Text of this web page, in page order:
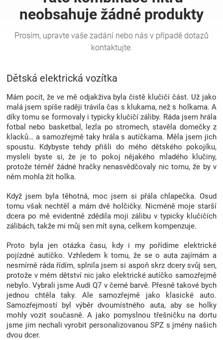
zábava
pro
děti
Těhotenské
oblečení
Novinky
Blog
Hračkářství
Přihlášení
Dětská elektrická vozítka
Mám pocit, že ve mě odjakživa byla čistě klučičí část. Už jako
malá jsem spíše raději trávila čas s klukama, než s holkama. A
díky tomu se formovaly i typicky klučičí záliby. Ráda jsem hrála
fotbal nebo basketbal, lezla po stromech, stavěla domečky z
klacků… a samozřejmě taky hrála s autíčkama. Měla jsem jich
spoustu. Kdybyste tehdy přišli do mého dětského pokojíku,
mysleli byste si, že je to pokoj nějakého mladého klučiny,
protože téměř žádné hračky nenasvědčovaly nic tomu, že by v
něm mohla žít holka.
Když jsem byla těhotná, moc jsem si přála chlapečka. Osud
tomu však nechtěl a mám dvě holčičky. Nicméně moje starší
dcera po mě evidentně zdědila moji zálibu v typicky klučičích
zálibách, takže mi můj sen mít syna, celkem kompenzuje.
Proto byla jen otázka času, kdy i my pořídíme elektrické
pojízdné autíčko. Vzhledem k tomu, že se o auta zajímám a
nesmírně ráda řídím, splnila jsem si aspoň skrz dcery svůj sen,
protože v mém dětství nic jako elektrické autíčko samozřejmě
nebylo. Vybrali jsme Audi Q7 v černé barvě. Přesně takové bych
jednou chtěla taky. Ale samozřejmě jako klasické auto.
Samozřejmostí byl výběr dvoumístného auta, aby se holky
mohly vozit současně. A jako pomyslnou třešničku na dortu
jsme jim nechali vyrobit personalizovanou SPZ s jmény našich
dvou dcer.